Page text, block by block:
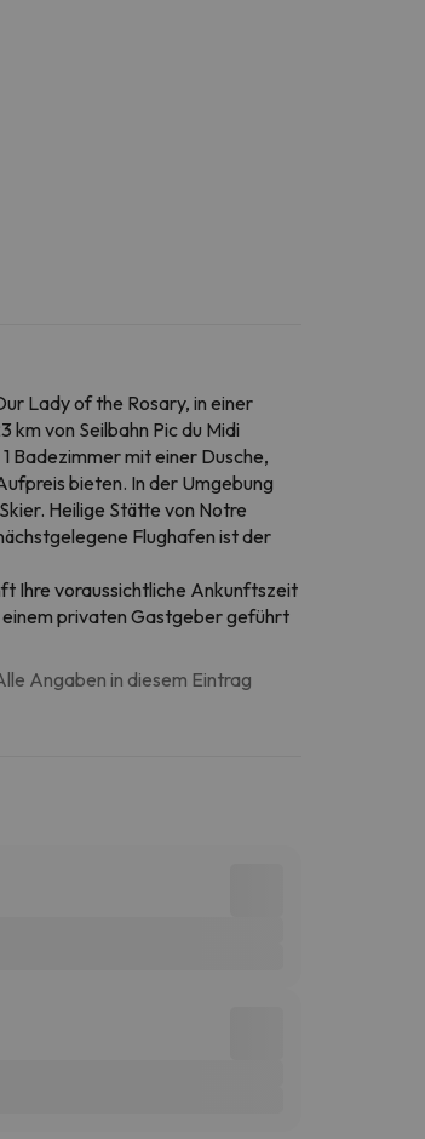
Lady of the Rosary, in einer
von Seilbahn Pic du Midi
Badezimmer mit einer Dusche,
bieten. In der Umgebung
Heilige Stätte von Notre
Flughafen ist der
Ihre voraussichtliche Ankunftszeit
einem privaten Gastgeber geführt
Angaben in diesem Eintrag